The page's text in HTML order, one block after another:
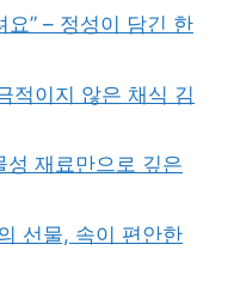
요” – 정성이 담긴 한
적이지 않은 채식 김
재료만으로 깊은
선물, 속이 편안한